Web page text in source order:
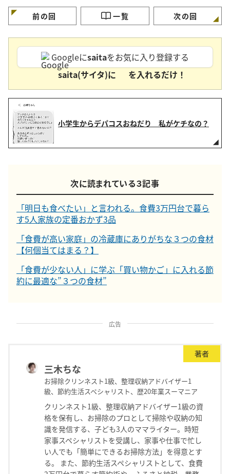
3つ」
前の回 一覧 次の回
Googleにsaitaをお気に入り登録する
saita(サイタ)に
を入れるだけ！
小学生からデパコスおねだり 私がケチなの？
次に読まれている３記事
「明日も食べたい」と言われる。食費3万円台で暮ら
す5人家族の定番おかず3品
「食費が高い家庭」の冷蔵庫にありがちな３つの食材
【何個当てはまる？】
「食費が少ない人」に学ぶ「買い物かご」に入れる節
約に最適な”３つの食材”
広告
著者
三木ちな
お掃除クリンネスト1級、整理収納アドバイザー1
級、節約生活スペシャリスト、歴20年業スーマニア
クリンネスト1級、整理収納アドバイザー1級の資
格を保有し、お掃除のプロとして掃除や収納の知
識を発信する、子ども3人のママライター。時短
家事スペシャリストを受講し、家事や仕事で忙し
い人でも「簡単にできるお掃除方法」を得意とす
る。 また、節約生活スペシャリストとして、食費